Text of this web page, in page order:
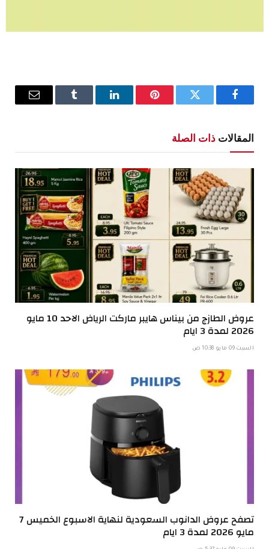
فيسبوك تويتر بينتيريستلينكدإن Tumblr
البريد
المقالات ذات الصلة
عروض الطازج من بيناس هايبر ماركت الرياض الاحد 10 مايو
2026 لمدة 3 ايام
السبت 09 مايو 10:38 ص
تصفح عروض الدانوب السعودية لنهاية الاسبوع الخميس 7
مايو 2026 لمدة 3 ايام